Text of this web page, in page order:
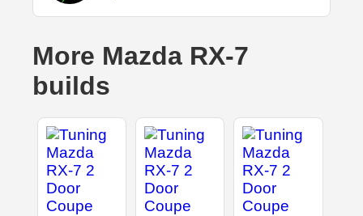
More Mazda RX-7
builds